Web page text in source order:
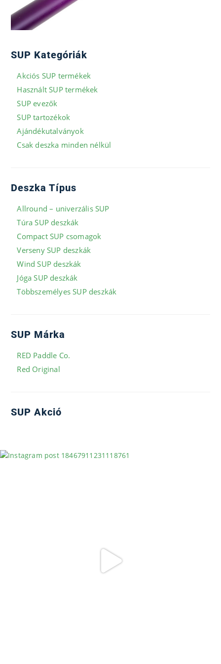
SUP Kategóriák
Akciós SUP termékek
Használt SUP termékek
SUP evezők
SUP tartozékok
Ajándékutalványok
Csak deszka minden nélkül
Deszka Típus
Allround – univerzális SUP
Túra SUP deszkák
Compact SUP csomagok
Verseny SUP deszkák
Wind SUP deszkák
Jóga SUP deszkák
Többszemélyes SUP deszkák
SUP Márka
RED Paddle Co.
Red Original
SUP Akció